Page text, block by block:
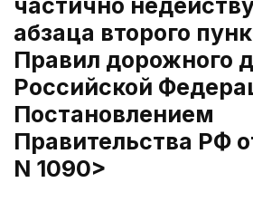
частично
абзаца второго
Правил дорожного
Российской
Постановлением
Правительства РФ
N 1090>